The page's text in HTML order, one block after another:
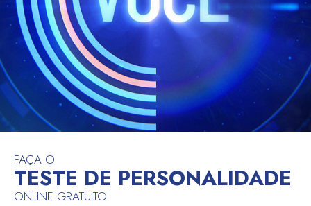
FAÇA O
TESTE DE PERSONALIDADE
ONLINE GRATUITO